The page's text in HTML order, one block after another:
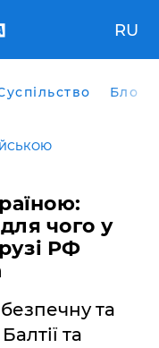
RU
Блоги
чого у
РФ
та
та